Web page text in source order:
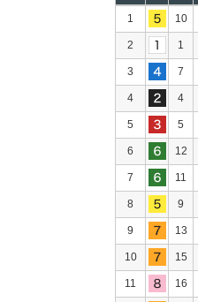
1 10
2 1
3 7
4 4
5 5
6 12
7 11
8 9
9 13
10 15
11 16